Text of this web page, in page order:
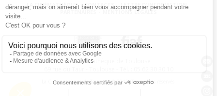
LA CINÉMATHÈQUE CONTACTS · LETTRE D'INFORMATION
PARTENAIRES · MENTIONS LÉGALES
La Cinémathèque de Toulouse
La Cinémathèque de Toulouse © 2015. Tous droits réservés.